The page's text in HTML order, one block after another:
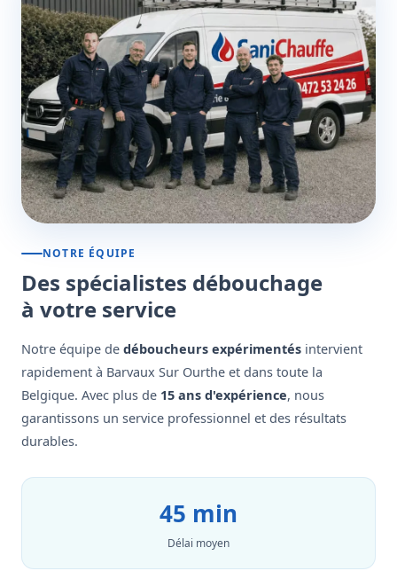
NOTRE ÉQUIPE
Des spécialistes débouchage
à votre service
Notre équipe de déboucheurs expérimentés intervient
rapidement à Barvaux Sur Ourthe et dans toute la
Belgique. Avec plus de 15 ans d'expérience, nous
garantissons un service professionnel et des résultats
durables.
45 min
Délai moyen